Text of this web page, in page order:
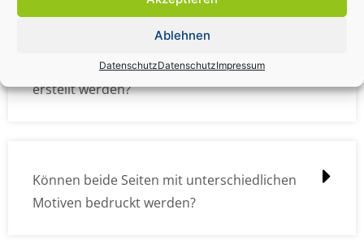
Ablehnen
DatenschutzDatenschutzImpressum
Wie müssen die Druckdateien angelegt /
erstellt werden?
Können beide Seiten mit unterschiedlichen
Motiven bedruckt werden?